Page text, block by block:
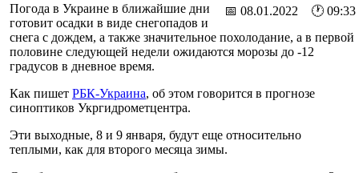
📅 08.01.2022 🕐 09:33
Погода в Украине в ближайшие дни
готовит осадки в виде снегопадов и
снега с дождем, а также значительное похолодание, а в первой
половине следующей недели ожидаются морозы до -12
градусов в дневное время.
Как пишет РБК-Украина, об этом говорится в прогнозе
синоптиков Укргидрометцентра.
Эти выходные, 8 и 9 января, будут еще относительно
теплыми, как для второго месяца зимы.